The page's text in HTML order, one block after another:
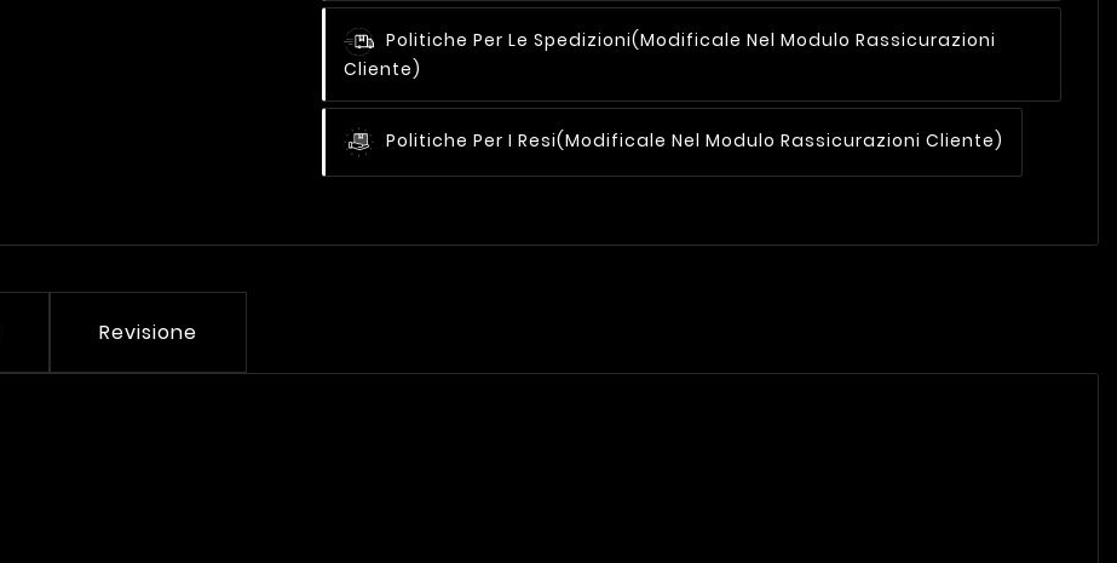
Politiche Per Le Spedizioni(modificale Nel Modulo Rassicurazioni
Cliente)
Politiche Per I Resi(modificale Nel Modulo Rassicurazioni Cliente)
Revisione